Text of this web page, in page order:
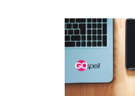
LEISTUNGEN
ÜBER MICH